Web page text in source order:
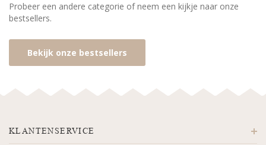
Probeer een andere categorie of neem een kijkje naar onze
bestsellers.
Bekijk onze bestsellers
KLANTENSERVICE